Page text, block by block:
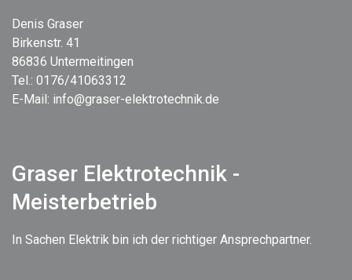
Denis Graser
Birkenstr. 41
86836 Untermeitingen
Tel.: 0176/41063312
E-Mail: info@graser-elektrotechnik.de
Graser Elektrotechnik -
Meisterbetrieb
In Sachen Elektrik bin ich der richtiger Ansprechpartner.